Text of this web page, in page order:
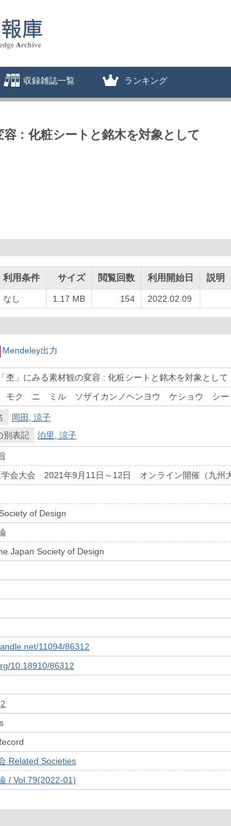
収録雑誌一覧 ランキング
容 : 化粧シートと銘木を対象として
利用条件 サイズ 閲覧回数 利用開始日 説明
なし 1.17 MB 154 2022.02.09
Mendeley出力
杢」にみる素材観の変容 : 化粧シートと銘木を対象として
モク ニ ミル ソザイカンノヘンヨウ ケショウ シ
岡田, 涼子
別表記
泊里, 涼子
会大会 2021年9月11日～12日 オンライン開催（九州大
of Design
Japan Society of Design
11094/86312
10.18910/86312
Related Societies
/ Vol.79(2022-01)